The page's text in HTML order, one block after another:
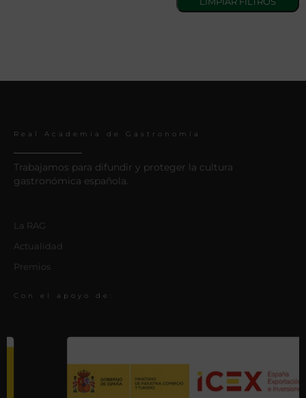
Real Academia de Gastronomía
Trabajamos para difundir y proteger la cultura
gastronómica española.
La RAG
Actualidad
Premios
Con el apoyo de: